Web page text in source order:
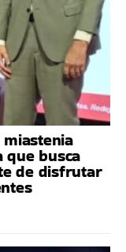
que busca
de disfrutar